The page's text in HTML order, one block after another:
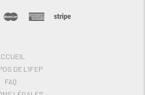
DE L’IFEP
FAQ